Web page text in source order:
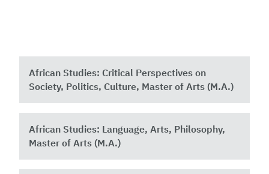
African Studies: Critical Perspectives on
Society, Politics, Culture, Master of Arts (M.A.)
African Studies: Language, Arts, Philosophy,
Master of Arts (M.A.)